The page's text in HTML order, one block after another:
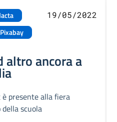
19/05/2022
altro ancora a
presente alla fiera
scuola